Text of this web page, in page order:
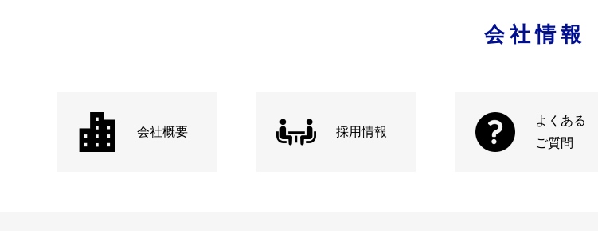
会社情報
会社概要 採用情報
よくある
ご質問